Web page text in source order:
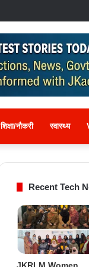
शिक्षा/नौकरी स्वास्थ्य
Recent Tech
JKRLM Women